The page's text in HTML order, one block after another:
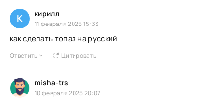
К кирилл
11 февраля 2025 15:33
как сделать топаз на русский
Ответить Цитировать
misha-trs
10 февраля 2025 20:07